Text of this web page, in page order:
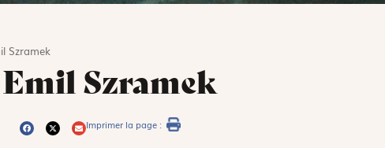
Szramek
Szramek
Imprimer la page :